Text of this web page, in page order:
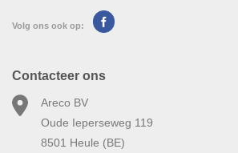
Volg ons ook op:
Contacteer ons
Areco BV
Oude Ieperseweg 119
8501 Heule (BE)